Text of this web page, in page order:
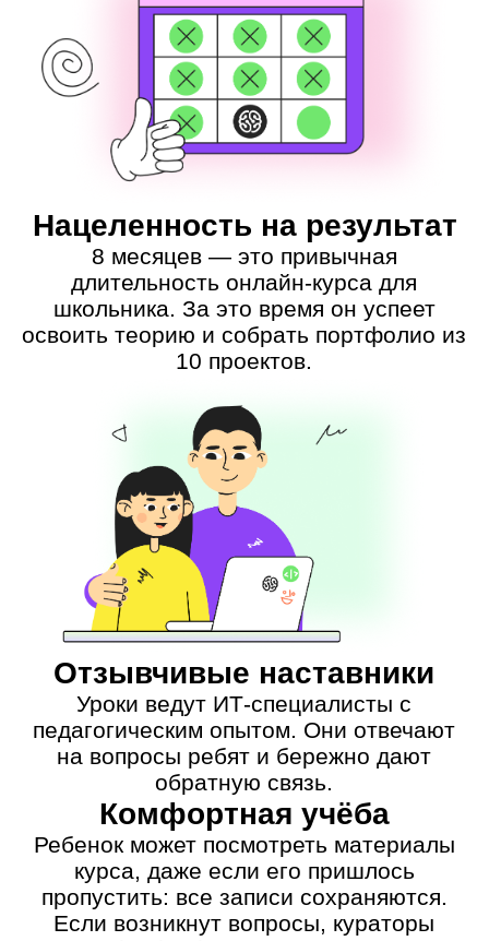
пропустить: все записи сохраняются.
Если возникнут вопросы, кураторы
GeekSchool придут на помощь.
пользователей платформы
Ребята посещают дополнительные
лекции с экспертами, проводят свои
мероприятия, находят
единомышленников с других курсов и
даже из других городов. Доступ к
сообществу вечный и бесплатный.
Ребёнку помогают в